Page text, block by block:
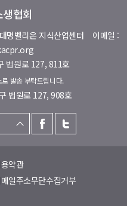
협회
명벨리온 지식산업센터 이메일 :
법원로 127, 811호
발송 부탁드립니다.
법원로 127, 908호
약관
일주소무단수집거부